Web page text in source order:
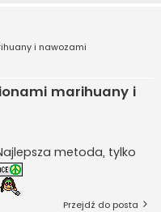
i nawozami
marihuany i
metoda, tylko
Przejdź do posta